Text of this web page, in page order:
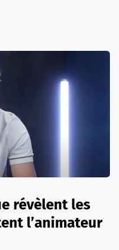
révèlent les
l’animateur